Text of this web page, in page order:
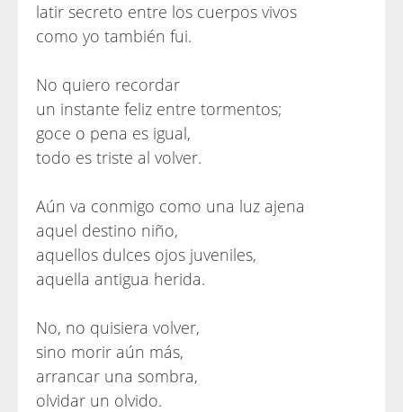
latir secreto entre los cuerpos vivos
como yo también fui.
No quiero recordar
un instante feliz entre tormentos;
goce o pena es igual,
todo es triste al volver.
Aún va conmigo como una luz ajena
aquel destino niño,
aquellos dulces ojos juveniles,
aquella antigua herida.
No, no quisiera volver,
sino morir aún más,
arrancar una sombra,
olvidar un olvido.